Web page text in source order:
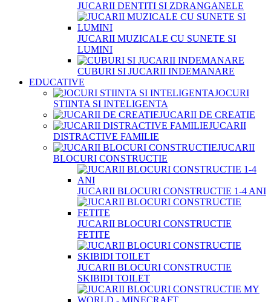
JUCARII DENTITI SI ZDRANGANELE
JUCARII MUZICALE CU SUNETE SI
LUMINI
CUBURI SI JUCARII INDEMANARE
EDUCATIVE
JOCURI
STIINTA SI INTELIGENTA
JUCARII DE CREATIE
JUCARII
DISTRACTIVE FAMILIE
JUCARII
BLOCURI CONSTRUCTIE
JUCARII BLOCURI CONSTRUCTIE 1-4 ANI
JUCARII BLOCURI CONSTRUCTIE
FETITE
JUCARII BLOCURI CONSTRUCTIE
SKIBIDI TOILET